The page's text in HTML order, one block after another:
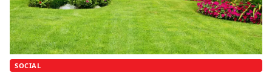
SOCIAL